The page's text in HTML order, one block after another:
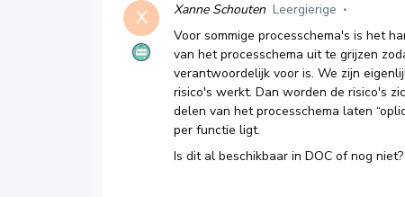
X Xanne Schouten Leergierige
Voor sommige processchema's is het
van het processchema uit te grijzen
verantwoordelijk voor is. We zijn
risico's werkt. Dan worden de risico's
delen van het processchema laten
per functie ligt.
Is dit al beschikbaar in DOC of nog niet?